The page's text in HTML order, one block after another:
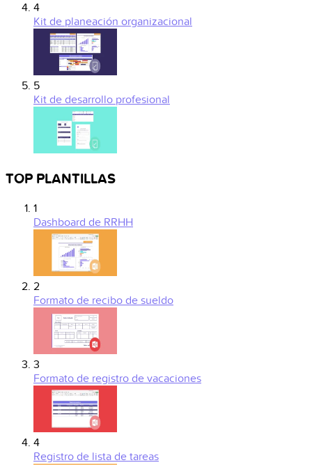
4
Kit de planeación organizacional
5
Kit de desarrollo profesional
TOP PLANTILLAS
1
Dashboard de RRHH
2
Formato de recibo de sueldo
3
Formato de registro de vacaciones
4
Registro de lista de tareas